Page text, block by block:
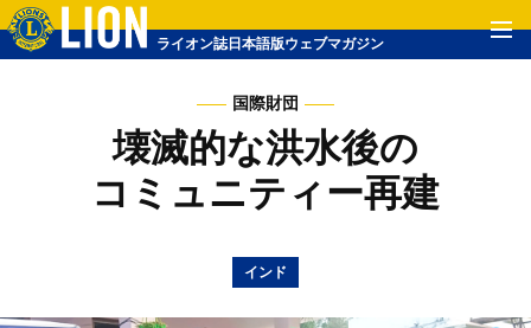
ライオン誌日本語版ウェブマガジン
国際財団
壊滅的な洪水後の
コミュニティー再建
インド